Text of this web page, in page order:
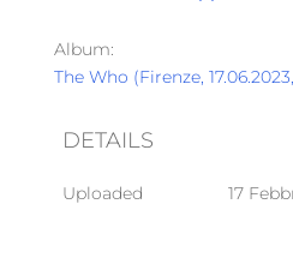
Album:
The Who (Firenze,
DETAILS
Uploaded 17